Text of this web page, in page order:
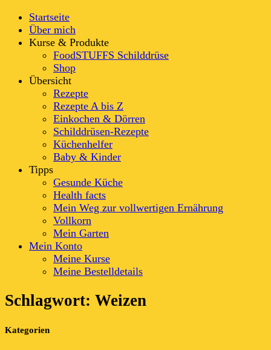
Startseite
Über mich
Kurse & Produkte
FoodSTUFFS Schilddrüse
Shop
Übersicht
Rezepte
Rezepte A bis Z
Einkochen & Dörren
Schilddrüsen-Rezepte
Küchenhelfer
Baby & Kinder
Tipps
Gesunde Küche
Health facts
Mein Weg zur vollwertigen Ernährung
Vollkorn
Mein Garten
Mein Konto
Meine Kurse
Meine Bestelldetails
Schlagwort: Weizen
Kategorien